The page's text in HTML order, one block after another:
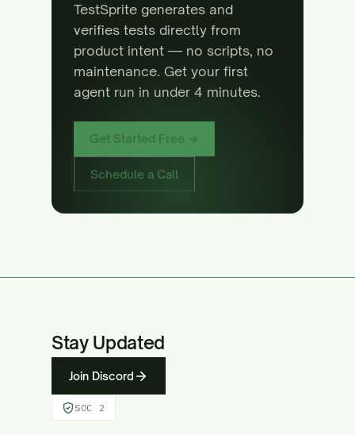
TestSprite generates and
verifies tests directly from
product intent — no scripts, no
maintenance. Get your first
agent run in under 4 minutes.
Get Started Free →
Schedule a Call
Stay Updated
Join Discord
SOC 2